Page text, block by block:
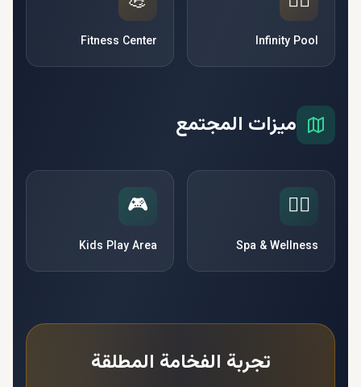
Infinity Pool
Fitness Center
ميزات المجتمع
🧘‍♀️
Spa & Wellness
🎮
Kids Play Area
تجربة الفخامة المطلقة